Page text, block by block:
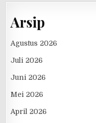
Arsip
Agustus 2026
Juli 2026
Juni 2026
Mei 2026
April 2026